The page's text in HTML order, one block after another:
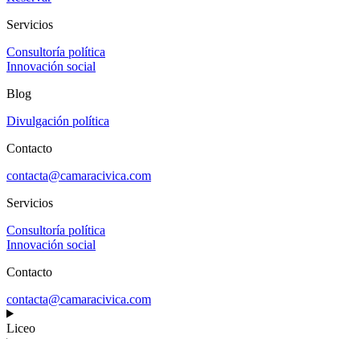
Servicios
Consultoría política
Innovación social
Blog
Divulgación política
Contacto
contacta@camaracivica.com
Servicios
Consultoría política
Innovación social
Contacto
contacta@camaracivica.com
Liceo